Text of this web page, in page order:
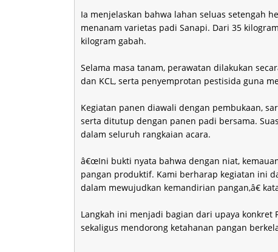
Ia menjelaskan bahwa lahan seluas setengah
menanam varietas padi Sanapi. Dari 35
kilogram gabah.
Selama masa tanam, perawatan dilakukan
dan KCL, serta penyemprotan pestisida guna
Kegiatan panen diawali dengan pembukaan,
serta ditutup dengan panen padi bersama.
dalam seluruh rangkaian acara.
â€œIni bukti nyata bahwa dengan niat,
pangan produktif. Kami berharap kegiatan ini
dalam mewujudkan kemandirian pangan,â€
Langkah ini menjadi bagian dari upaya
sekaligus mendorong ketahanan pangan